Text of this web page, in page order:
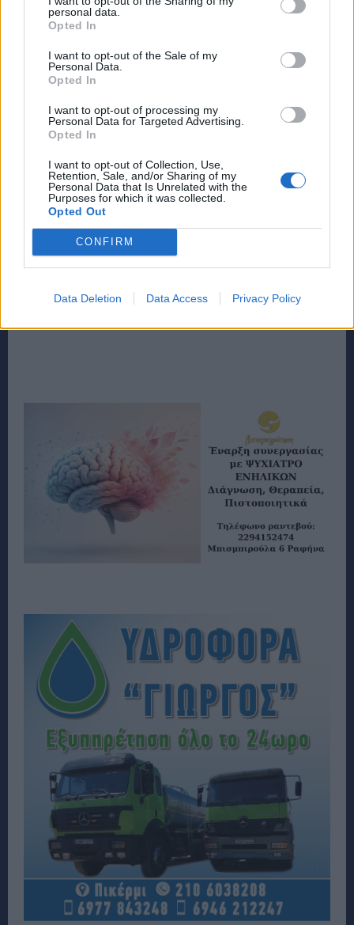
personal data.
Opted In
I want to opt-out of the Sale of my
Personal Data.
Opted In
I want to opt-out of processing my
Personal Data for Targeted Advertising.
Opted In
I want to opt-out of Collection, Use,
Retention, Sale, and/or Sharing of my
Personal Data that Is Unrelated with the
Purposes for which it was collected.
Opted Out
CONFIRM
Data Deletion Data Access Privacy Policy